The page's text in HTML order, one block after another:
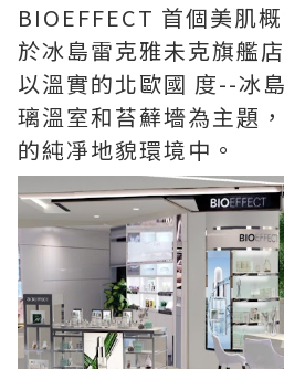
BIOEFFECT 首個美肌
於冰島雷克雅未克旗艦店
以溫實的北歐國 度--冰
璃溫室和苔蘚墻為主題
的純凈地貌環境中。